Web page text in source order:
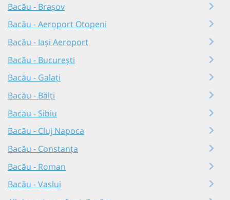
Bacău - Brașov
Bacău - Aeroport Otopeni
Bacău - Iași Aeroport
Bacău - București
Bacău - Galați
Bacău - Bălți
Bacău - Sibiu
Bacău - Cluj Napoca
Bacău - Constanța
Bacău - Roman
Bacău - Vaslui